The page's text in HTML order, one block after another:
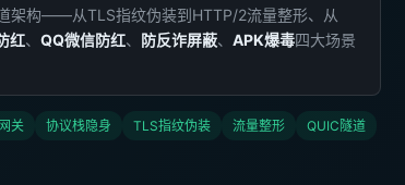
架构——从TLS指纹伪装到HTTP/2流量整形、从
红、 QQ微信防红、 防反诈屏蔽、 APK爆毒四大场景
关 协议栈隐身 TLS指纹伪装 流量整形
QUIC隧道